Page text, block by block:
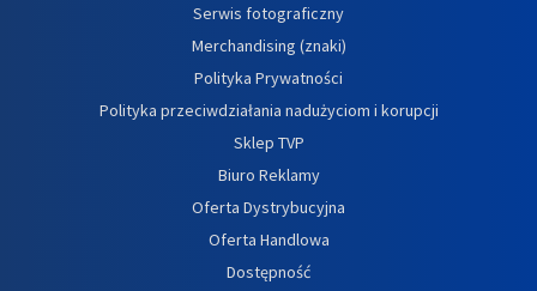
Serwis fotograficzny
Merchandising (znaki)
Polityka Prywatności
Polityka przeciwdziałania nadużyciom i korupcji
Sklep TVP
Biuro Reklamy
Oferta Dystrybucyjna
Oferta Handlowa
Dostępność